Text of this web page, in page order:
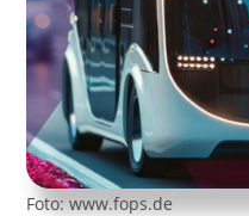
Foto: www.fops.de